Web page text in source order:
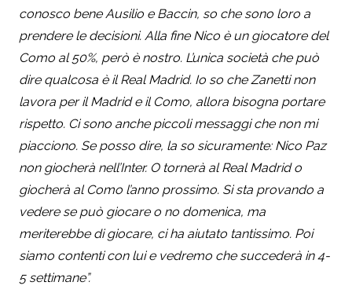
conosco bene Ausilio e Baccin, so che sono loro a
prendere le decisioni. Alla fine Nico è un giocatore del
Como al 50%, però è nostro. L’unica società che può
dire qualcosa è il Real Madrid. Io so che Zanetti non
lavora per il Madrid e il Como, allora bisogna portare
rispetto. Ci sono anche piccoli messaggi che non mi
piacciono. Se posso dire, la so sicuramente: Nico Paz
non giocherà nell’Inter. O tornerà al Real Madrid o
giocherà al Como l’anno prossimo. Si sta provando a
vedere se può giocare o no domenica, ma
meriterebbe di giocare, ci ha aiutato tantissimo. Poi
siamo contenti con lui e vedremo che succederà in 4-
5 settimane”.